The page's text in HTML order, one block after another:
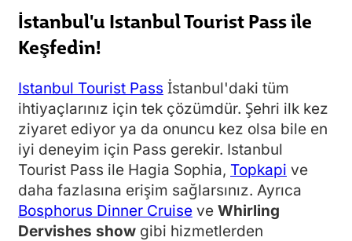
İstanbul'u Istanbul Tourist Pass ile
Keşfedin!
Istanbul Tourist Pass İstanbul'daki tüm
ihtiyaçlarınız için tek çözümdür. Şehri ilk kez
ziyaret ediyor ya da onuncu kez olsa bile en
iyi deneyim için Pass gerekir. Istanbul
Tourist Pass ile Hagia Sophia, Topkapi ve
daha fazlasına erişim sağlarsınız. Ayrıca
Bosphorus Dinner Cruise ve Whirling
Dervishes show gibi hizmetlerden